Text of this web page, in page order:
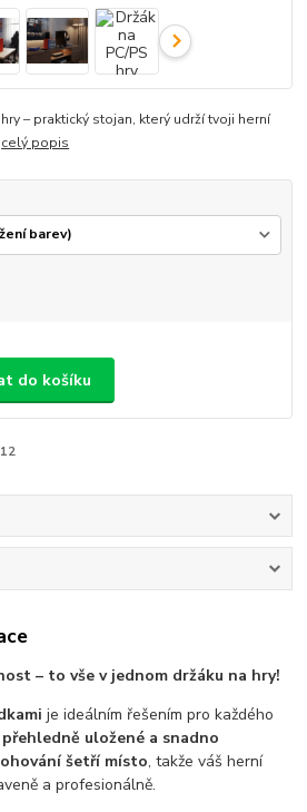
– praktický stojan, který udrží tvoji herní
celý popis
do košíku
– to vše v jednom držáku na hry!
je ideálním řešením pro každého
uložené a snadno
šetří místo, takže váš herní
a profesionálně.